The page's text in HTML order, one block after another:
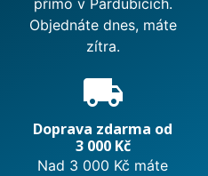
přímo v Pardubicích.
Objednáte dnes, máte
zítra.
local_shipping
Doprava zdarma od
3 000 Kč
Nad 3 000 Kč máte